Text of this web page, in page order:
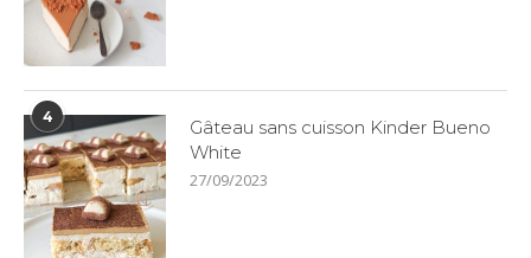
4
Gâteau sans cuisson Kinder Bueno
White
27/09/2023